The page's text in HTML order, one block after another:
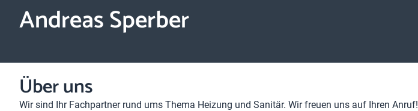
Andreas Sperber
Über uns
Wir sind Ihr Fachpartner rund ums Thema Heizung und Sanitär. Wir freuen uns auf Ihren Anruf!